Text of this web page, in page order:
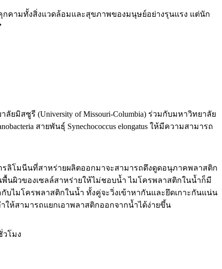
คุกคามทั้งสิ่งแวดล้อมและสุขภาพของมนุษย์อย่างรุนแรง แต่นัก
มิสซูรี (University of Missouri-Columbia) ร่วมกับมหาวิทยาลัย
สายพันธุ์ Synechococcus elongatus ให้มีความสามารถ
รลิโมนีนที่สาหร่ายผลิตออกมาจะสามารถดึงดูดอนุภาคพลาสติก
นผิวของเซลล์สาหร่ายให้ไม่ชอบน้ำ ไมโครพลาสติกในน้ำก็มี
ไมโครพลาสติกในน้ำ ทั้งคู่จะวิ่งเข้าหากันและยึดเกาะกันแน่น
ห้สามารถแยกเอาพลาสติกออกจากน้ำได้ง่ายขึ้น
วโมง